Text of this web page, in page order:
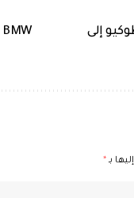
إلى
بـ*